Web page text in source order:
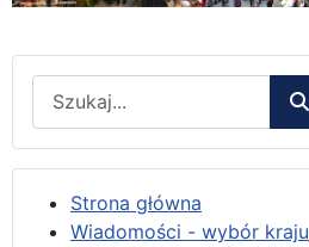
Strona główna
Wiadomości - wybór kraju